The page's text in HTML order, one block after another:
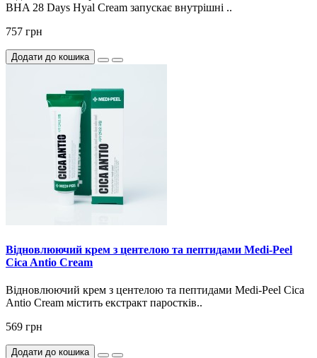
BHA 28 Days Hyal Cream запускає внутрішні ..
757 грн
Додати до кошика
Відновлюючий крем з центелою та пептидами Medi-Peel
Cica Antio Cream
Відновлюючий крем з центелою та пептидами Medi-Peel Cica
Antio Cream містить екстракт паростків..
569 грн
Додати до кошика